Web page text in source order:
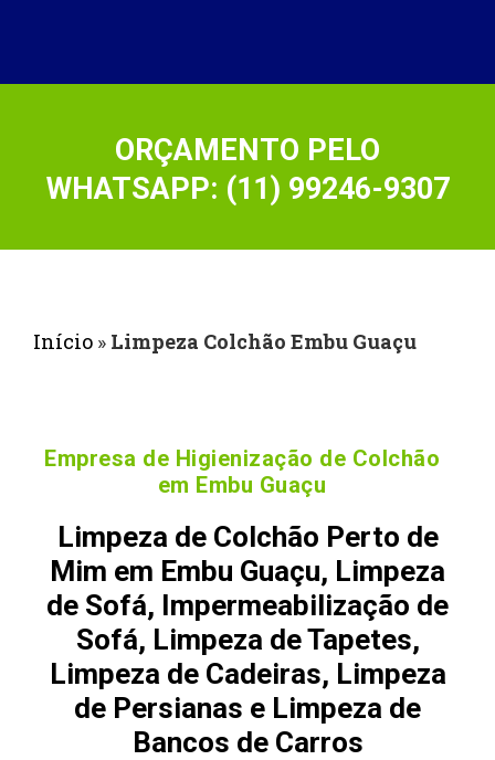
ORÇAMENTO PELO
WHATSAPP: (11) 99246-9307
Início » Limpeza Colchão Embu Guaçu
Empresa de Higienização de Colchão
em Embu Guaçu
Limpeza de Colchão Perto de
Mim em Embu Guaçu, Limpeza
de Sofá, Impermeabilização de
Sofá, Limpeza de Tapetes,
Limpeza de Cadeiras, Limpeza
de Persianas e Limpeza de
Bancos de Carros